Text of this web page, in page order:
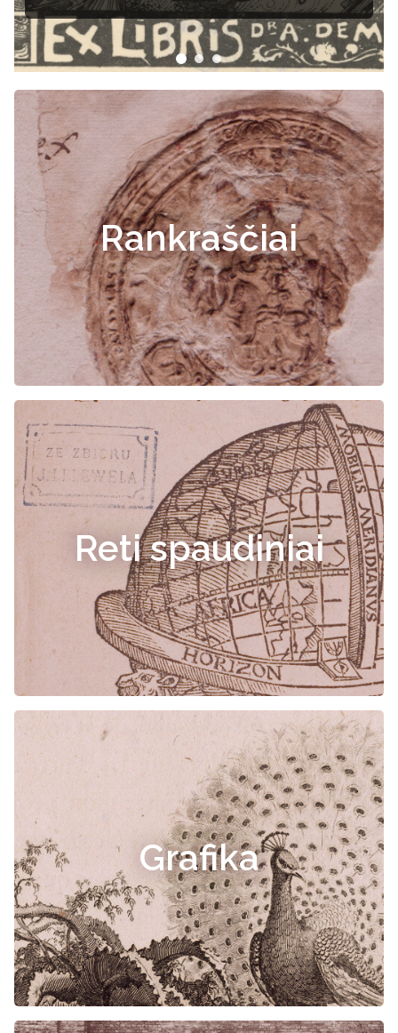
Rankraščiai
Reti spaudiniai
Grafika